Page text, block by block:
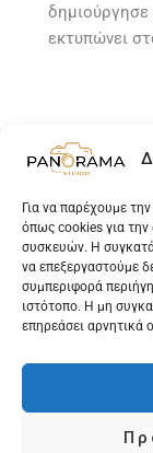
Για να παρέχουμε
όπως cookies για
συσκευών. Η
να επεξεργαστούμε
συμπεριφορά
ιστότοπο. Η μη
επηρεάσει αρνητικά
δημιούργησε
εκτυπώνει